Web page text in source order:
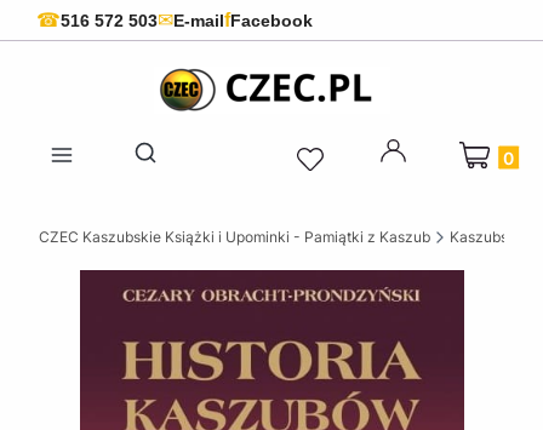
☎516 572 503✉E-mailfFacebook
Otwórz wyszukiwarkę
Produkty
CZEC Kaszubskie Książki i Upominki - Pamiątki z Kaszub Kaszubskie